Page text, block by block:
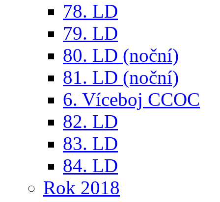
78. LD
79. LD
80. LD (noční)
81. LD (noční)
6. Víceboj CCOC
82. LD
83. LD
84. LD
Rok 2018